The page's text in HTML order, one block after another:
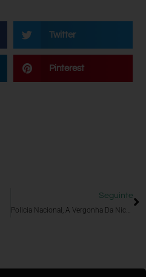
Twitter
Pinterest
Seguinte
Policia Nacional, A Vergonha Da Nicarágua